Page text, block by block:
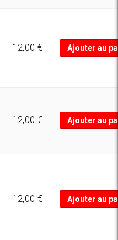
12,00 € Ajouter au
12,00 € Ajouter au
12,00 € Ajouter au